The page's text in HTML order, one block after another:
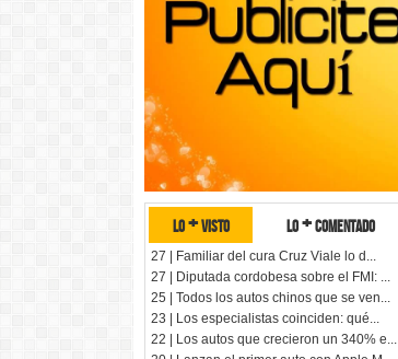
lo + visto lo + comentado
27 | Familiar del cura Cruz Viale lo d...
27 | Diputada cordobesa sobre el FMI: ...
25 | Todos los autos chinos que se ven...
23 | Los especialistas coinciden: qué...
22 | Los autos que crecieron un 340% e...